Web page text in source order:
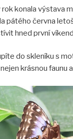
konala výstava
pátého června
hned první
do skleníku s
krásnou faunu